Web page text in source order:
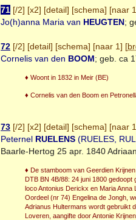
71 [/2] [x2] [detail] [schema] [naar 1
Jo(h)anna Maria van HEUGTEN;
72 [/2] [detail] [schema] [naar 1] [
Cornelis van den BOOM; geb. ca
♦ Woont in 1832 in Meir (BE)
♦ Cornelis van den Boom en
73 [/2] [x2] [detail] [schema] [naar 1
Peternel RUELENS (RUELES,
Baarle-Hertog 25 apr. 1840
♦ De stamboom van Geerdien
DTB BN 4B/88: 24 juni 1800 gedoopt
loco Antonius Derickx en Maria
Oordeel (nr 74) Engelina de Jongh,
Adrianus Hultermans wordt gebruikt
Loveren, aangifte door Antonie